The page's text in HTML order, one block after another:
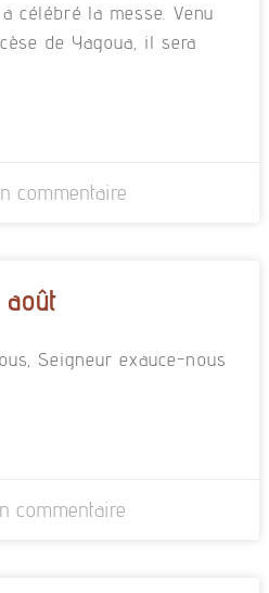
célébré la messe. Venu
de Yagoua, il sera
commentaire
août
Seigneur exauce-nous
commentaire